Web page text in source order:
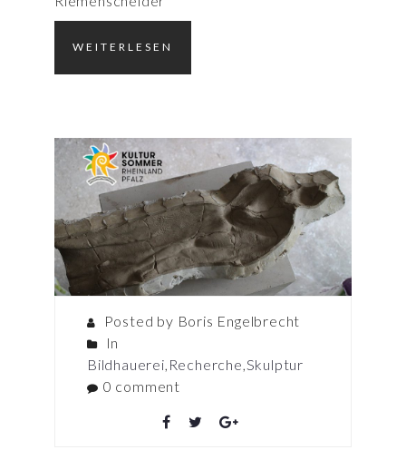
WEITERLESEN
Posted by Boris Engelbrecht
In
Bildhauerei, Recherche,Skulptur
0 comment